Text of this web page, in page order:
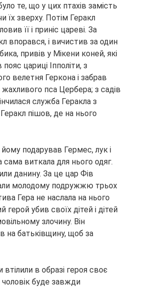
те, що у цих птахів замість
їх зверху. Потім Геракл
її і приніс цареві. За
впорався, і вичистив за один
привів у Мікени коней, які
цариці Іпполіти, з
велетня Геркона і забрав
пса Цербера; з садів
служба Геракла з
пішов, де на нього
подарував Гермес, лук і
виткала для нього одяг.
данину. За це цар Фів
молодому подружжю трьох
Гера не наслала на нього
убив своїх дітей і дітей
злочину. Він
на батьківщину, щоб за
в образі героя своє
чоловік буде завжди